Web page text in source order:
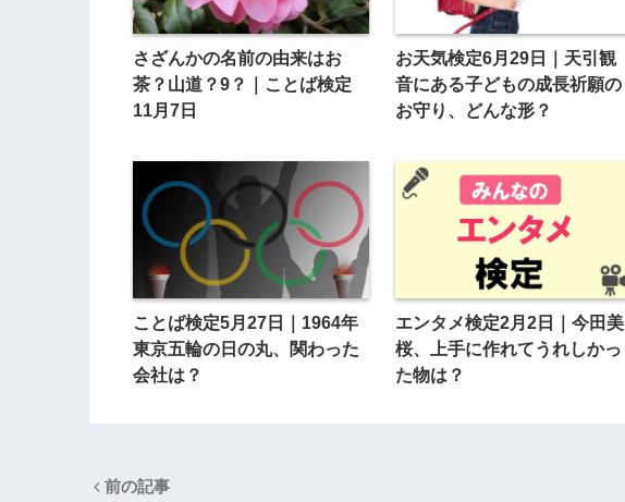
さざんかの名前の由来はお
茶？山道？9？｜ことば検定
11月7日
お天気検定6月29日｜天引観
音にある子どもの成長祈願の
お守り、どんな形？
ことば検定5月27日｜1964年
東京五輪の日の丸、関わった
会社は？
エンタメ検定2月2日｜今田美
桜、上手に作れてうれしかっ
た物は？
前の記事